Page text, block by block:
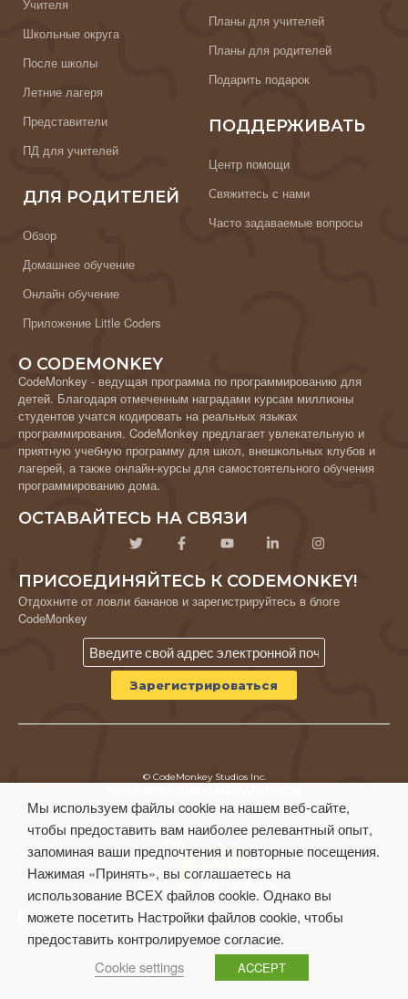
Учителя
Школьные округа
После школы
Летние лагеря
Представители
ПД для учителей
ДЛЯ РОДИТЕЛЕЙ
Обзор
Домашнее обучение
Онлайн обучение
Приложение Little Coders
Планы для учителей
Планы для родителей
Подарить подарок
ПОДДЕРЖИВАТЬ
Центр помощи
Свяжитесь с нами
Часто задаваемые вопросы
О CODEMONKEY
CodeMonkey - ведущая программа по программированию для
детей. Благодаря отмеченным наградами курсам миллионы
студентов учатся кодировать на реальных языках
программирования. CodeMonkey предлагает увлекательную и
приятную учебную программу для школ, внешкольных клубов и
лагерей, а также онлайн-курсы для самостоятельного обучения
программированию дома.
ОСТАВАЙТЕСЬ НА СВЯЗИ
ПРИСОЕДИНЯЙТЕСЬ К CODEMONKEY!
Отдохните от ловли бананов и зарегистрируйтесь в блоге
CodeMonkey
© CodeMonkey Studios Inc.
Условия использования
Мы используем файлы cookie на нашем веб-сайте,
чтобы предоставить вам наиболее релевантный опыт,
запоминая ваши предпочтения и повторные посещения.
Нажимая «Принять», вы соглашаетесь на
использование ВСЕХ файлов cookie. Однако вы
можете посетить Настройки файлов cookie, чтобы
предоставить контролируемое согласие.
Cookie settings
ACCEPT